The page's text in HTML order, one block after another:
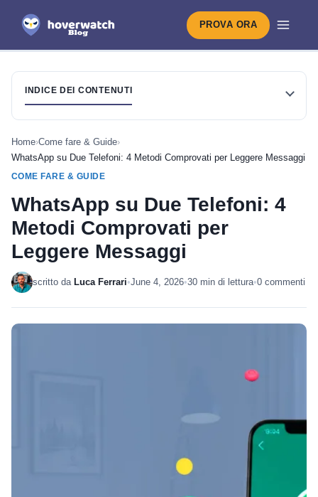
PROVA ORA
INDICE DEI CONTENUTI
Home›Come fare & Guide›
WhatsApp su Due Telefoni: 4 Metodi Comprovati per Leggere Messaggi
COME FARE & GUIDE
WhatsApp su Due Telefoni: 4
Metodi Comprovati per
Leggere Messaggi
scritto da Luca Ferrari•June 4, 2026•30 min di lettura•0 commenti